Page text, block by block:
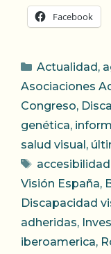
Facebook
Categorías
Actualidad ,
Asociaciones
Congreso,
genética,
salud visual ,
Etiquetas
accesibilidad
Visión España,
Discapacidad
adheridas,
iberoamerica,